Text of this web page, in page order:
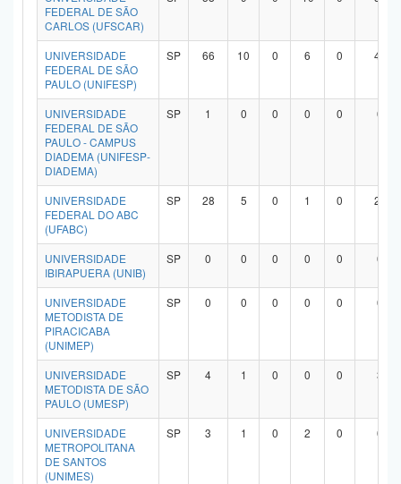
FEDERAL DE SÃO
CARLOS (UFSCAR)
UNIVERSIDADE
FEDERAL DE SÃO
PAULO (UNIFESP)
SP 66 10 0 6 0 47
UNIVERSIDADE
FEDERAL DE SÃO
PAULO - CAMPUS
DIADEMA (UNIFESP-
DIADEMA)
SP 1 0 0 0 0 0
UNIVERSIDADE
FEDERAL DO ABC
(UFABC)
SP 28 5 0 1 0 20
UNIVERSIDADE
IBIRAPUERA (UNIB)
SP 0 0 0 0 0 0
UNIVERSIDADE
METODISTA DE
PIRACICABA
(UNIMEP)
SP 0 0 0 0 0 0
UNIVERSIDADE
METODISTA DE SÃO
PAULO (UMESP)
SP 4 1 0 0 0 3
UNIVERSIDADE
METROPOLITANA
DE SANTOS
(UNIMES)
SP 3 1 0 2 0 0